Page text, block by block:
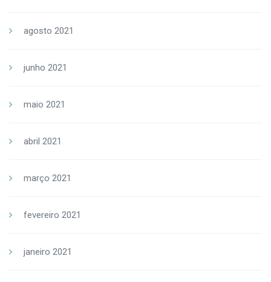
agosto 2021
junho 2021
maio 2021
abril 2021
março 2021
fevereiro 2021
janeiro 2021